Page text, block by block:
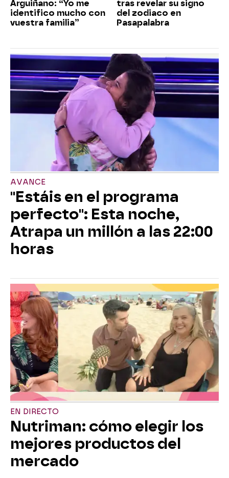
Arguiñano: “Yo me
identifico mucho con
vuestra familia”
tras revelar su signo
del zodiaco en
Pasapalabra
AVANCE
"Estáis en el programa
perfecto": Esta noche,
Atrapa un millón a las 22:00
horas
EN DIRECTO
Nutriman: cómo elegir los
mejores productos del
mercado